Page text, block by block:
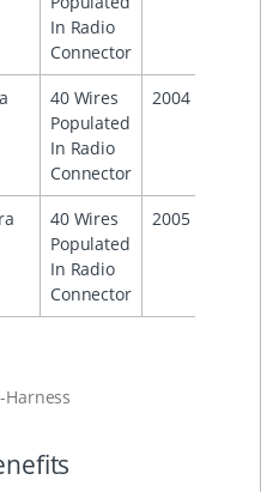
In Radio
Connector
40 Wires
Populated
In Radio
Connector
2004
40 Wires
Populated
In Radio
Connector
2005
Harness